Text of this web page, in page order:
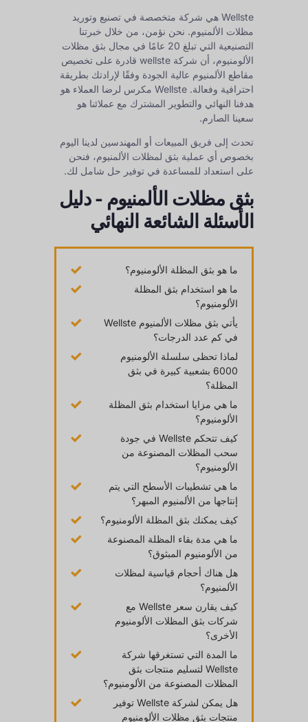
Wellste هي شركة متخصصة في تصنيع وتوريد
مظلات الألمنيوم. نحن نؤمن، من خلال خبرتنا
التصنيعية التي تبلغ 20 عامًا في مجال بثق مظلات
الألومنيوم، أن شركة wellste قادرة على تخصيص
مقاطع الألمنيوم عالية الجودة وفقًا لإرادتك بطريقة
احترافية وفعالة. Wellste مكرس لرضا العملاء هو
هدفنا النهائي والتطوير المشترك مع عملائنا هو
سعينا الصارم.
تحدث إلى فريق المبيعات أو المهندسين لدينا اليوم
بخصوص أي عملية بثق لمظلات الألمنيوم، فنحن
على استعداد للمساعدة في توفير حل شامل لك.
بثق مظلات الألمنيوم - دليل
الأسئلة الشائعة النهائي
ما هو بثق المظلة الألومنيوم؟
ما هو استخدام بثق المظلة
الألومنيوم؟
يأتي بثق مظلات الألمنيوم Wellste
في كم عدد الدرجات؟
لماذا تحظى سلسلة الألومنيوم
6000 بشعبية كبيرة في بثق
المظلة؟
ما هي مزايا استخدام بثق المظلة
الألومنيوم؟
كيف تتحكم Wellste في جودة
سحب المظلات المصنوعة من
الألومنيوم؟
ما هي تشطيبات الأسطح التي يتم
إنتاجها من الألمنيوم المبهر؟
كيف يمكنك بثق المظلة الألومنيوم؟
ما هي مدة بقاء المظلة المصنوعة
من الألومنيوم المبثوق؟
هل هناك أحجام قياسية لمظلات
الألمنيوم؟
كيف يقارن سعر Wellste مع
شركات بثق المظلات الألومنيوم
الأخرى؟
ما المدة التي تستغرقها شركة
Wellste لتسليم منتجات بثق
المظلات المصنوعة من الألومنيوم؟
هل يمكن لشركة Wellste توفير
منتجات بثق مظلات الألومنيوم